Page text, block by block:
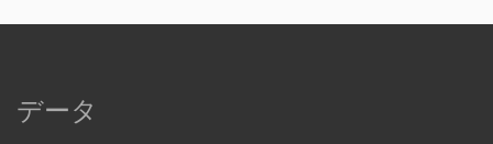
データ